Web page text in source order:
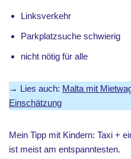
Linksverkehr
Parkplatzsuche schwierig
nicht nötig für alle
→ Lies auch: Malta mit
Einschätzung
Mein Tipp mit Kindern: Taxi +
ist meist am entspanntesten.